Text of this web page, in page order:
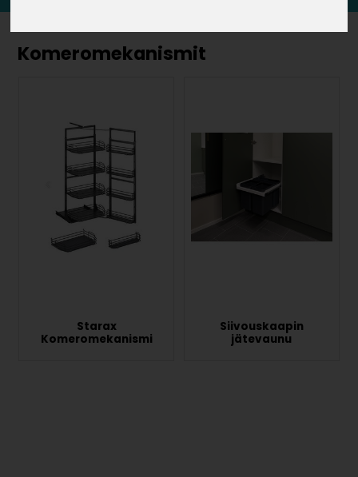
Komeromekanismit
Starax
Komeromekanismi
Siivouskaapin
jätevaunu